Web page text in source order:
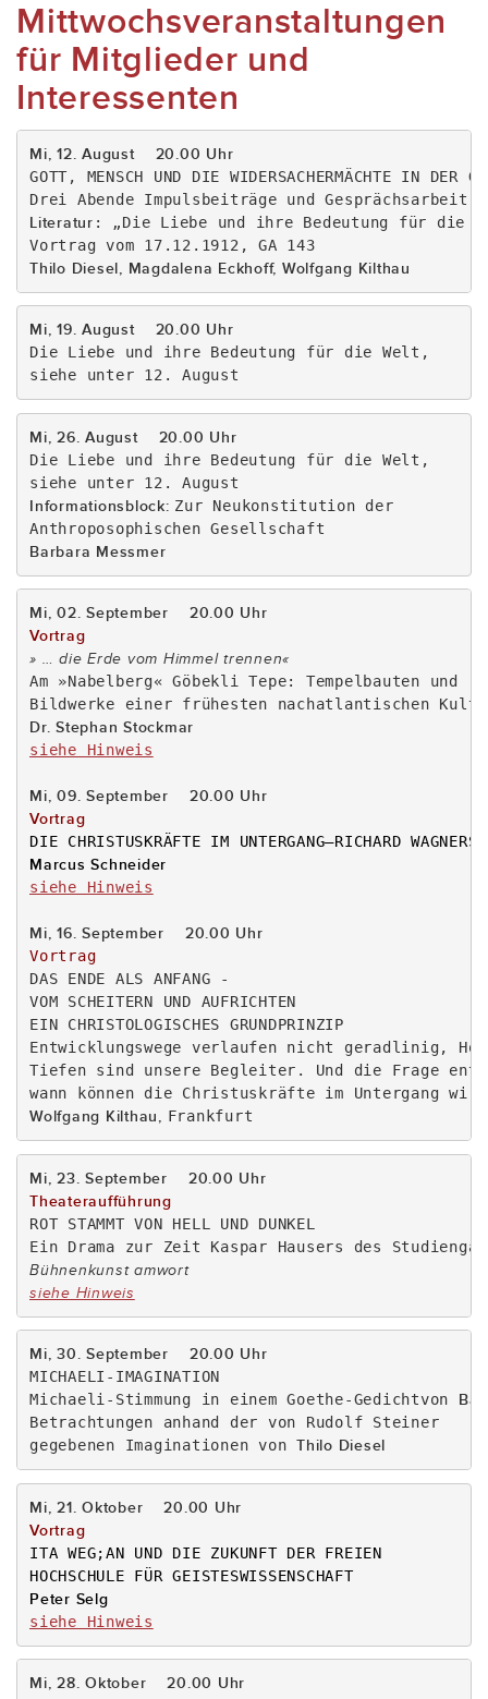
Mittwochsveranstaltungen
für Mitglieder und
Interessenten
Mi, 12. August    20.00 Uhr
GOTT, MENSCH UND DIE WIDERSACHERMÄCHTE IN DER
Literatur : „Die Liebe und ihre Bedeutung für die
Thilo Diesel, Magdalena Eckhoff, Wolfgang Kilthau
Mi, 19. August    20.00 Uhr
Die Liebe und ihre Bedeutung für die Welt,
siehe unter 12. August
Mi, 26. August    20.00 Uhr
Die Liebe und ihre Bedeutung für die Welt,
Informationsblock: Zur Neukonstitution der
Barbara Messmer
» … die Erde vom Himmel trennen«
Am »Nabelberg« Göbekli Tepe: Tempelbauten und
siehe Hinweis
DIE CHRISTUSKRÄFTE IM UNTERGANG–
siehe Hinweis
Vortrag
DAS ENDE ALS ANFANG -
VOM SCHEITERN UND AUFRICHTEN
EIN CHRISTOLOGISCHES GRUNDPRINZIP
Entwicklungswege verlaufen nicht geradlinig,
Tiefen sind unsere Begleiter. Und die Frage
Wolfgang Kilthau, Frankfurt
Theateraufführung
ROT STAMMT VON HELL UND DUNKEL
Bühnenkunst amwort
siehe Hinweis
MICHAELI-IMAGINATION
Michaeli-Stimmung in einem Goethe-Gedichtvon
Betrachtungen anhand der von Rudolf Steiner
gegebenen Imaginationen von Thilo Diesel
ITA WEG;AN UND DIE ZUKUNFT DER FREIEN
HOCHSCHULE FÜR GEISTESWISSENSCHAFT
siehe Hinweis